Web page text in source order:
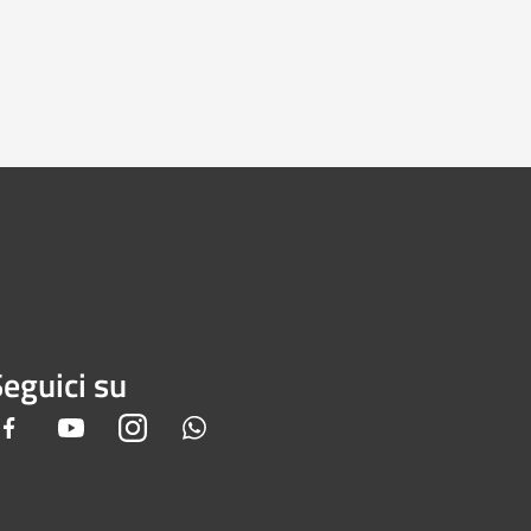
su
Facebook YoutubeInstagram